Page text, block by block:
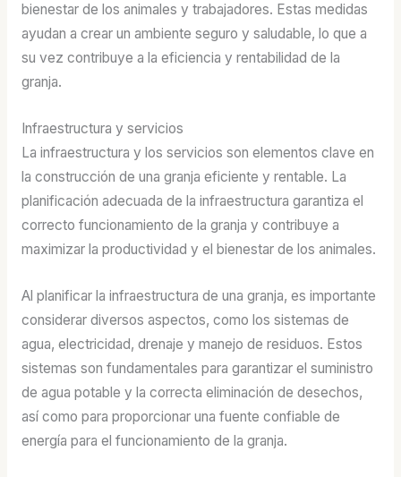
bienestar de los animales y trabajadores. Estas medidas
ayudan a crear un ambiente seguro y saludable, lo que a
su vez contribuye a la eficiencia y rentabilidad de la
granja.
Infraestructura y servicios
La infraestructura y los servicios son elementos clave en
la construcción de una granja eficiente y rentable. La
planificación adecuada de la infraestructura garantiza el
correcto funcionamiento de la granja y contribuye a
maximizar la productividad y el bienestar de los animales.
Al planificar la infraestructura de una granja, es importante
considerar diversos aspectos, como los sistemas de
agua, electricidad, drenaje y manejo de residuos. Estos
sistemas son fundamentales para garantizar el suministro
de agua potable y la correcta eliminación de desechos,
así como para proporcionar una fuente confiable de
energía para el funcionamiento de la granja.